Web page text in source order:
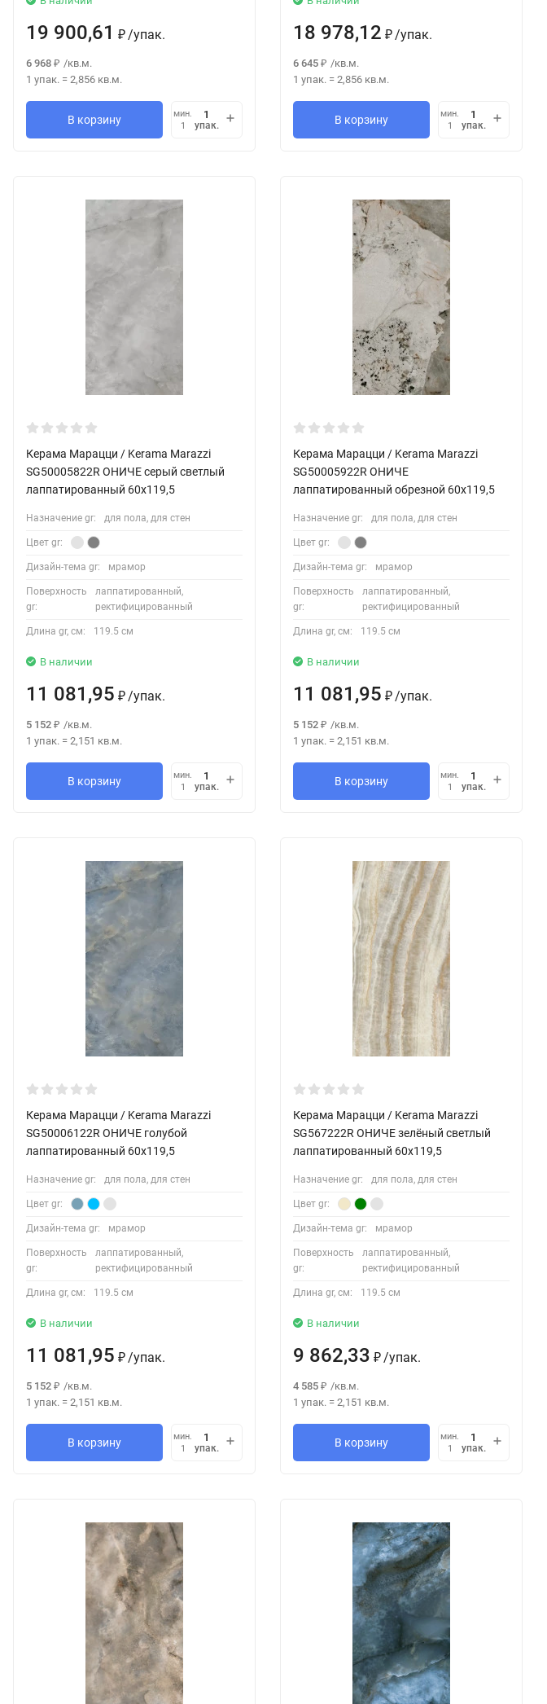
19 900,61 ₽ /упак.
6 968 ₽ /кв.м.
1 упак. = 2,856 кв.м.
В корзину
мин.
1
упак.
18 978,12 ₽ /упак.
6 645 ₽ /кв.м.
1 упак. = 2,856 кв.м.
В корзину
мин.
1
упак.
Керама Марацци / Kerama Marazzi
SG50005822R ОНИЧЕ серый светлый
лаппатированный 60x119,5
Назначение gr: для пола, для стен
Цвет gr:
Дизайн-тема gr: мрамор
Поверхность
gr:
лаппатированный,
ректифицированный
Длина gr, см: 119.5 см
В наличии
11 081,95 ₽ /упак.
5 152 ₽ /кв.м.
1 упак. = 2,151 кв.м.
В корзину
мин.
1
упак.
Керама Марацци / Kerama Marazzi
SG50005922R ОНИЧЕ
лаппатированный обрезной 60x119,5
Назначение gr: для пола, для стен
Цвет gr:
Дизайн-тема gr: мрамор
Поверхность
gr:
лаппатированный,
ректифицированный
Длина gr, см: 119.5 см
В наличии
11 081,95 ₽ /упак.
5 152 ₽ /кв.м.
1 упак. = 2,151 кв.м.
В корзину
мин.
1
упак.
Керама Марацци / Kerama Marazzi
SG50006122R ОНИЧЕ голубой
лаппатированный 60x119,5
Назначение gr: для пола, для стен
Цвет gr:
Дизайн-тема gr: мрамор
Поверхность
gr:
лаппатированный,
ректифицированный
Длина gr, см: 119.5 см
В наличии
11 081,95 ₽ /упак.
5 152 ₽ /кв.м.
1 упак. = 2,151 кв.м.
В корзину
мин.
1
упак.
Керама Марацци / Kerama Marazzi
SG567222R ОНИЧЕ зелёный светлый
лаппатированный 60x119,5
Назначение gr: для пола, для стен
Цвет gr:
Дизайн-тема gr: мрамор
Поверхность
gr:
лаппатированный,
ректифицированный
Длина gr, см: 119.5 см
В наличии
9 862,33 ₽ /упак.
4 585 ₽ /кв.м.
1 упак. = 2,151 кв.м.
В корзину
мин.
1
упак.